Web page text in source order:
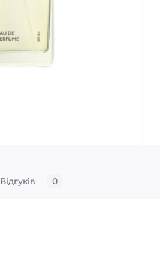
Відгуків 0